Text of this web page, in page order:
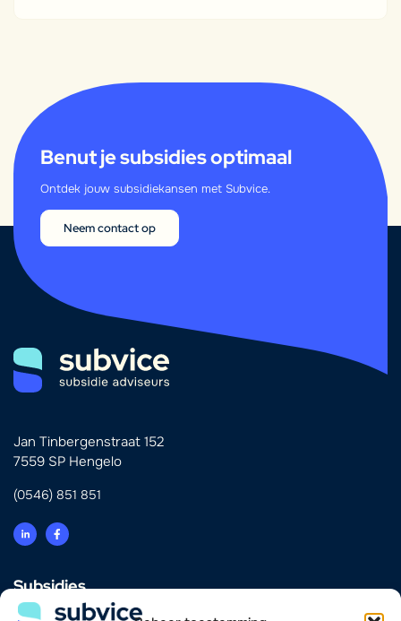
Jan Tinbergenstraat 152
7559 SP Hengelo
(0546) 851 851
Subsidies
Innovatie
Benut je subsidies optimaal
Ontdek jouw subsidiekansen met Subvice.
Neem contact op